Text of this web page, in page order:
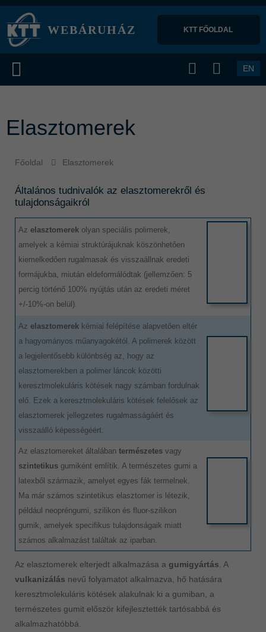
WEBÁRUHÁZ KTT FŐOLDAL
EN
Elasztomerek
Főoldal Elasztomerek
Általános tudnivalók az elasztomerekről és
tulajdonságaikról
Az elasztomerek olyan speciális polimerek,
amelyek a kémiai struktúrájuknak köszönhetően
kiemelkedően rugalmasak és visszaállnak eredeti
formájukba, miután eldeformálódtak (jellemzően: 5
percig történő 100% nyújtás után az eredeti méret
+/-10%-on belül).
Az elasztomerek kémiai felépítése alapvetően eltér
a hagyományos műanyagokétól. A polimerek között
a legjelentősebb különbség az, hogy az
elasztomerekben a polimer láncok közötti
keresztmolekuláris kötések nagy számban fordulnak
elő. Ezek a keresztmolekuláris kötések felelősek az
elasztomerek jellegzetes rugalmasságáért és
visszaálló képességéért.
Az elasztomereket általában természetes vagy
szintetikus gumiként említik. A természetes gumi a
latexből származik, amelyet egyes fák termelnek.
Ma már számos szintetikus elasztomer is létezik,
például neopréngumi, szilikon és fluor-szilikon
gumik, amelyek specifikus tulajdonságaik miatt
számos alkalmazást találtak az iparban.
Az elasztomerek elterjedt alkalmazása a gumigyártás . A
vulkanizálás nevű folyamatot alkalmazva, hő hatására
keresztmolekuláris kötések alakulnak ki a gumiban, a
természetes gumit először kifejlesztették tartósabbá és
alkalmazhatóbbá.